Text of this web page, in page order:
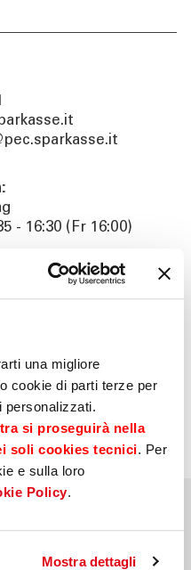
una migliore
cookie di parti terze per
personalizzati.
si proseguirà nella
soli cookies tecnici. Per
e sulla loro
Policy.
Mostra dettagli
- 16:30 (Fr 16:00)
bis 18:30 (Fr